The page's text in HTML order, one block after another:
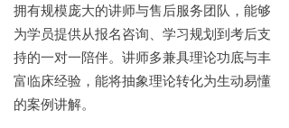
拥有规模庞大的讲师与售后服务团队，能够
为学员提供从报名咨询、学习规划到考后支
持的一对一陪伴。讲师多兼具理论功底与丰
富临床经验，能将抽象理论转化为生动易懂
的案例讲解。